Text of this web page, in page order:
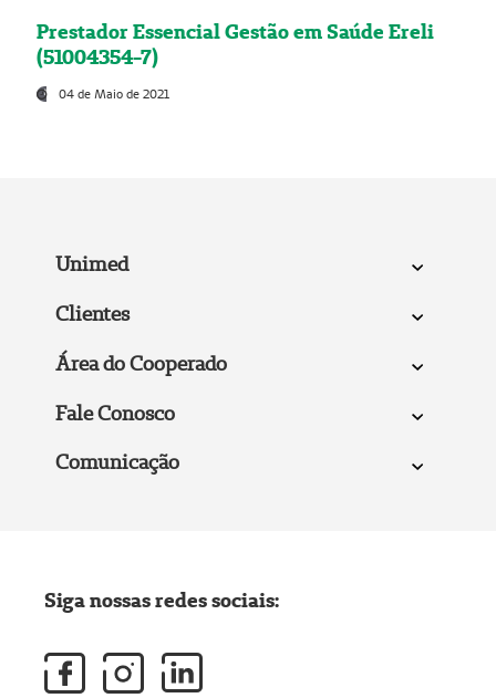
Prestador Essencial Gestão em Saúde Ereli
(51004354-7)
04 de Maio de 2021
Unimed
Clientes
Área do Cooperado
Fale Conosco
Comunicação
Siga nossas redes sociais: